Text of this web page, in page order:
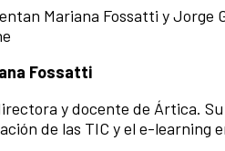
Mariana Fossatti y
Fossatti
y docente de Ártica.
de las TIC y el e-learning